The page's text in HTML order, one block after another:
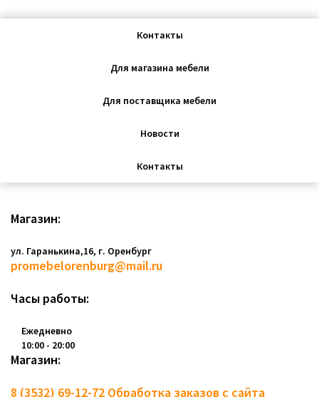
Контакты
Для магазина мебели
Для поставщика мебели
Новости
Контакты
Магазин:
ул. Гаранькина,16, г. Оренбург
promebelorenburg@mail.ru
Часы работы:
Ежедневно
10:00 - 20:00
Магазин:
8 (3532) 69-12-72 Обработка заказов с сайта